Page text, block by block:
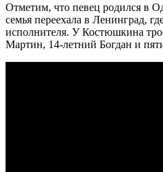
Отметим, что певец родился в
семья переехала в Ленинград,
исполнителя. У Костюшкина
Мартин, 14-летний Богдан и